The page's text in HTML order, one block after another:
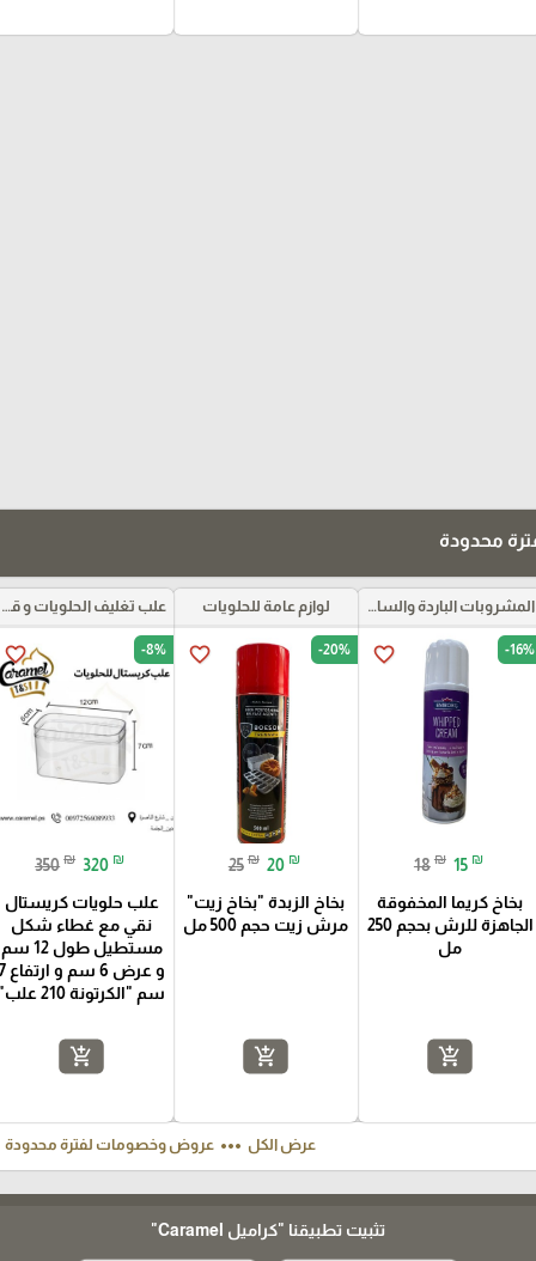
محدودة
المشروبات الباردة والساخنة ومركزات الموهيتو
favorite_border -16%
18 ₪ 15 ₪
بخاخ كريما المخفوقة
الجاهزة للرش بحجم 250
مل
add_shopping_cart
لوازم عامة للحلويات
favorite_border -20%
25 ₪ 20 ₪
بخاخ الزبدة "بخاخ زيت"
مرش زيت حجم 500 مل
add_shopping_cart
علب تغليف الحلويات و قواعد الكيك و علب بلاستيكية بأنواعها
favorite_border -8%
350 ₪ 320 ₪
علب حلويات كريستال
نقي مع غطاء شكل
مستطيل طول 12 سم
و عرض 6
سم "الكرتونة 210 علب"
add_shopping_cart
عرض الكل more_horiz عروض وخصومات لفترة محدودة
تثبيت تطبيقنا "كراميل Caramel"